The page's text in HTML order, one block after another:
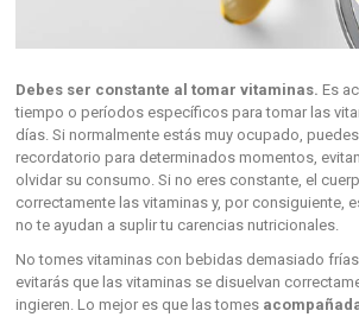
Debes ser constante al tomar vitaminas. Es
tiempo o períodos específicos para tomar las
días. Si normalmente estás muy ocupado,
recordatorio para determinados momentos,
olvidar su consumo. Si no eres constante, el
correctamente las vitaminas y, por consiguiente,
no te ayudan a suplir tu carencias nutricionales.
No tomes vitaminas con bebidas demasiado
evitarás que las vitaminas se disuelvan
ingieren. Lo mejor es que las tomes